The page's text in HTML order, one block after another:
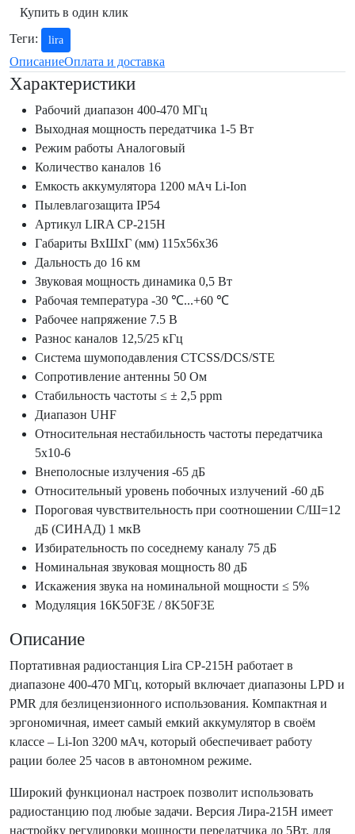
Теги: lira
ОписаниеОплата и доставка
Характеристики
Рабочий диапазон 400-470 МГц
Выходная мощность передатчика 1-5 Вт
Режим работы Аналоговый
Количество каналов 16
Емкость аккумулятора 1200 мАч Li-Ion
Пылевлагозащита IP54
Артикул LIRA СP-215H
Габариты ВхШхГ (мм) 115х56х36
Дальность до 16 км
Звуковая мощность динамика 0,5 Вт
Рабочая температура -30 ℃...+60 ℃
Рабочее напряжение 7.5 В
Разнос каналов 12,5/25 кГц
Система шумоподавления CTCSS/DCS/STE
Сопротивление антенны 50 Ом
Стабильность частоты ≤ ± 2,5 ppm
Диапазон UHF
Относительная нестабильность частоты передатчика
5х10-6
Внеполосные излучения -65 дБ
Относительный уровень побочных излучений -60 дБ
Пороговая чувствительность при соотношении С/Ш=12
дБ (СИНАД) 1 мкВ
Избирательность по соседнему каналу 75 дБ
Номинальная звуковая мощность 80 дБ
Искажения звука на номинальной мощности ≤ 5%
Модуляция 16K50F3E / 8K50F3E
Описание
Портативная радиостанция Lira СP-215H работает в
диапазоне 400-470 МГц, который включает диапазоны LPD и
PMR для безлицензионного использования. Компактная и
эргономичная, имеет самый емкий аккумулятор в своём
классе – Li-Ion 3200 мАч, который обеспечивает работу
рации более 25 часов в автономном режиме.
Широкий функционал настроек позволит использовать
радиостанцию под любые задачи. Версия Лира-215H имеет
настройку регулировки мощности передатчика до 5Вт, для